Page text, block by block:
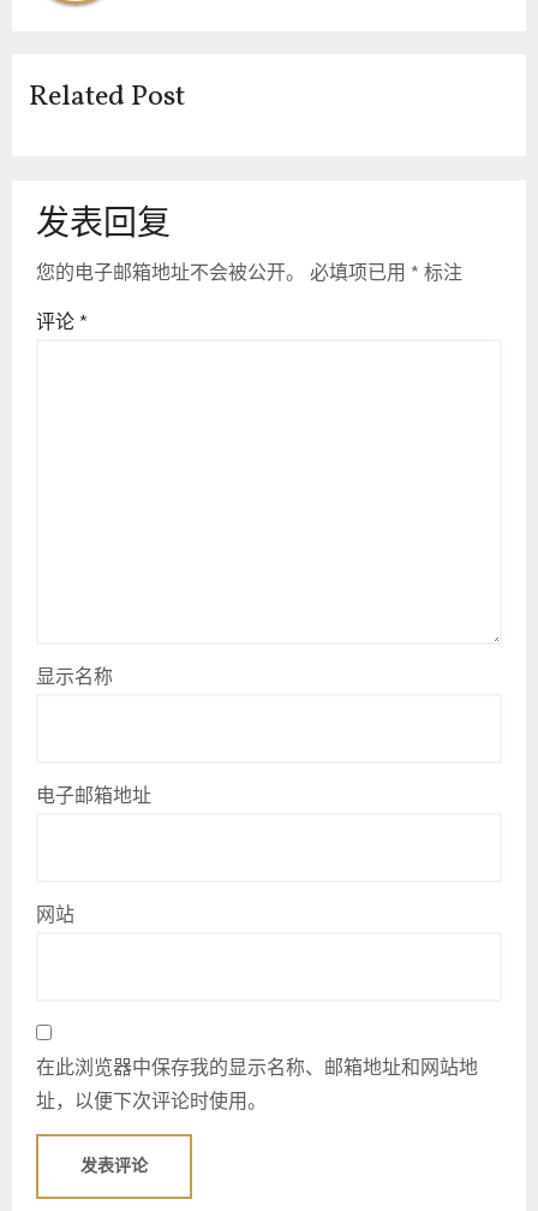
Related Post
发表回复
您的电子邮箱地址不会被公开。 必填项已用 * 标注
评论 *
显示名称
电子邮箱地址
网站
在此浏览器中保存我的显示名称、邮箱地址和网站地
址，以便下次评论时使用。